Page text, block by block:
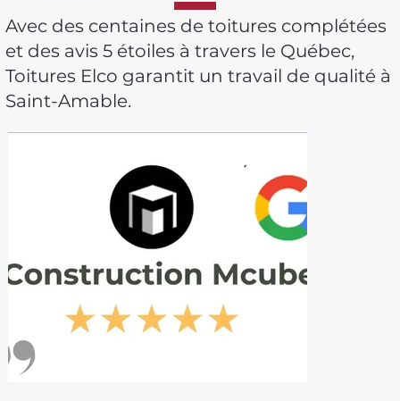
Avec des centaines de toitures complétées
et des avis 5 étoiles à travers le Québec,
Toitures Elco garantit un travail de qualité à
Saint-Amable.